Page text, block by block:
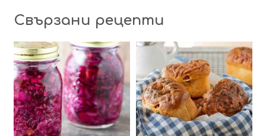
Свързани рецепти
2
20
6
6
120 Min